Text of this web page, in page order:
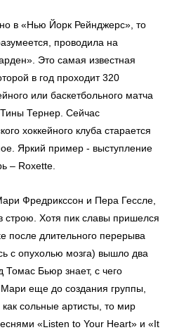
в «Нью Йорк Рейнджерс», то
проводила на
Это самая известная
в год проходит 320
или баскетбольного матча
Тернер. Сейчас
хоккейного клуба старается
Яркий пример - выступление
– Roxette.
Фредрикссон и Пера Гессле,
строю. Хотя пик славы пришелся
после длительного перерыва
с опухолью мозга) вышло два
Бьюр знает, с чего
еще до создания группы,
сольные артисты, то мир
«Listen to Your Heart» и «It